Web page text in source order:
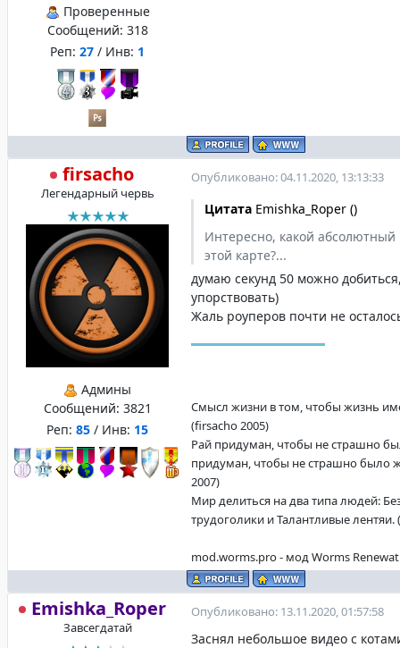
Проверенные
Сообщений: 318
Реп: 27 / Инв: 1
firsacho
Легендарный червь
Админы
Сообщений: 3821
Реп: 85 / Инв: 15
Опубликовано: 04.11.2020, 13:13:33
Цитата Emishka_Roper ()
Интересно, какой абсолютный
этой карте?...
думаю секунд 50 можно
упорствовать)
Жаль роуперов почти не
Смысл жизни в том, чтобы жизнь
(firsacho 2005)
Рай придуман, чтобы не страшно
придуман, чтобы не страшно было
2007)
Мир делиться на два типа людей:
трудоголики и Талантливые лентяи.
mod.worms.pro - мод Worms
Emishka_Roper
Завсегдатай
Опубликовано: 13.11.2020, 01:57:58
Заснял небольшое видео с